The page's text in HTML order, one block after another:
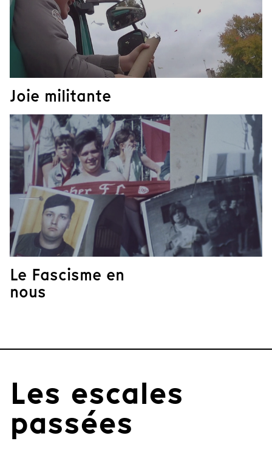
Joie militante
Le Fascisme en
nous
Les escales
passées